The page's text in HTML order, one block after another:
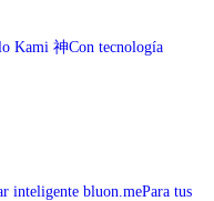
Kami 神Con tecnología
inteligente bluon.mePara tus